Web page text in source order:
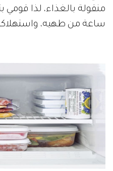
منقولة بالغذاء، لذا قومي
ساعة من طهيه، واستهلاكه